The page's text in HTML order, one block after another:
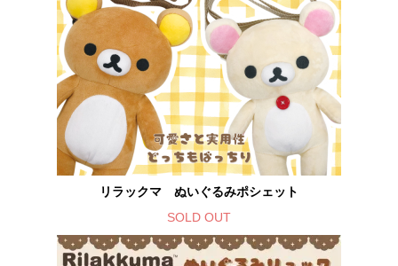
リラックマ ぬいぐるみポシェット
SOLD OUT